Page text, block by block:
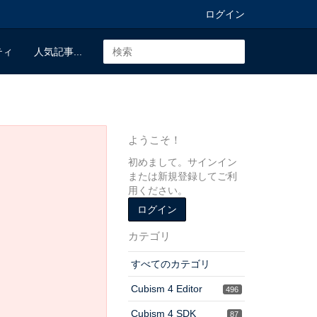
ログイン
人気記事...
ようこそ！
初めまして。サインイン
または新規登録してご利
用ください。
ログイン
カテゴリ
すべてのカテゴリ
496
Cubism 4 Editor
87
Cubism 4 SDK